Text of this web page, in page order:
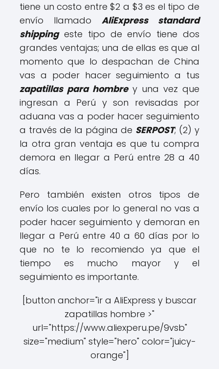
tiene un costo entre $2 a $3 es el tipo de
envío llamado AliExpress standard
shippingeste tipo de envío tiene dos
grandes ventajas; una de ellas es que al
momento que lo despachan de China
vas a poder hacer seguimiento a tus
zapatillas para hombre y una vez que
ingresan a Perú y son revisadas por
aduana vas a poder hacer seguimiento
a través de la página de SERPOST; (2) y
la otra gran ventaja es que tu compra
demora en llegar a Perú entre 28 a 40
días.
Pero también existen otros tipos de
envío los cuales por lo general no vas a
poder hacer seguimiento y demoran en
llegar a Perú entre 40 a 60 días por lo
que no te lo recomiendo ya que el
tiempo es mucho mayor y el
seguimiento es importante.
[button anchor="ir a AliExpress y buscar
zapatillas hombre >"
url="https://www.aliexperu.pe/9vsb"
size="medium" style="hero" color="juicy-
orange"]